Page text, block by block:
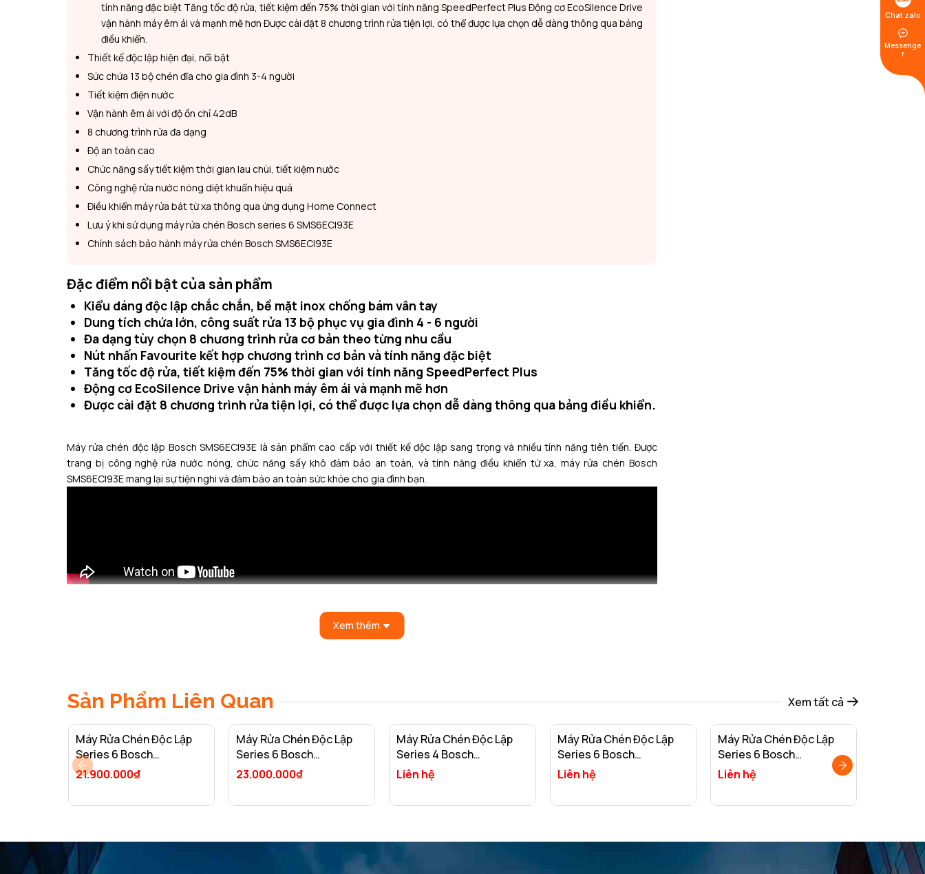
tính năng đặc biệt Tăng tốc độ rửa, tiết kiệm đến 75% thời gian với tính năng SpeedPerfect Plus Động cơ EcoSilence Drive
vận hành máy êm ái và mạnh mẽ hơn Được cài đặt 8 chương trình rửa tiện lợi, có thể được lựa chọn dễ dàng thông qua bảng
điều khiển.
Thiết kế độc lập hiện đại, nổi bật
Sức chứa 13 bộ chén đĩa cho gia đình 3-4 người
Tiết kiệm điện nước
Vận hành êm ái với độ ồn chỉ 42dB
8 chương trình rửa đa dạng
Độ an toàn cao
Chức năng sấy tiết kiệm thời gian lau chùi, tiết kiệm nước
Công nghệ rửa nước nóng diệt khuẩn hiệu quả
Điều khiển máy rửa bát từ xa thông qua ứng dụng Home Connect
Lưu ý khi sử dụng máy rửa chén Bosch series 6 SMS6ECI93E
Chính sách bảo hành máy rửa chén Bosch SMS6ECI93E
Đặc điểm nổi bật của sản phẩm
Kiểu dáng độc lập chắc chắn, bề mặt inox chống bám vân tay
Dung tích chứa lớn, công suất rửa 13 bộ phục vụ gia đình 4 - 6 người
Đa dạng tùy chọn 8 chương trình rửa cơ bản theo từng nhu cầu
Nút nhấn Favourite kết hợp chương trình cơ bản và tính năng đặc biệt
Tăng tốc độ rửa, tiết kiệm đến 75% thời gian với tính năng SpeedPerfect Plus
Động cơ EcoSilence Drive vận hành máy êm ái và mạnh mẽ hơn
Được cài đặt 8 chương trình rửa tiện lợi, có thể được lựa chọn dễ dàng thông qua bảng điều khiển.
Máy rửa chén độc lập Bosch SMS6ECI93E là sản phẩm cao cấp với thiết kế độc lập sang trọng và nhiều tính năng tiên tiến. Được
trang bị công nghệ rửa nước nóng, chức năng sấy khô đảm bảo an toàn, và tính năng điều khiển từ xa, máy rửa chén Bosch
SMS6ECI93E mang lại sự tiện nghi và đảm bảo an toàn sức khỏe cho gia đình bạn.
là dòng sản phẩm được thiết kế lắp độc lập linh hoạt trong việc di chuyển và lắp đặt. Bạn có
thể đặt cạnh tủ lạnh hoặc hộc tủ dưới kệ bếp gọn gàng. Nhờ đó, sản phẩm trở nên nổi bật với chất liệu sơn tĩnh điện màu bạc sáng
Xem thêm
Sản Phẩm Liên Quan Xem tất cả
Máy Rửa Chén Độc Lập
Series 6 Bosch
SMS6ZCI08E/ Nhập Khẩu
21.900.000₫
Máy Rửa Chén Độc Lập
Series 6 Bosch
SMS63L08EA/ Nhập Khẩu
23.000.000₫
Máy Rửa Chén Độc Lập
Series 4 Bosch
SMS4EVI14E/ Nhập Khẩu
Liên hệ
Máy Rửa Chén Độc Lập
Series 6 Bosch
SMS6ZCI14E/ Nhập Khẩu
Liên Bang Đức
Liên hệ
Máy Rửa Chén Độc Lập
Series 6 Bosch
SMS6ZCI42E/ Nhập Khẩu
Liên Bang Đức
Liên hệ
Chat zalo
Messenge
r